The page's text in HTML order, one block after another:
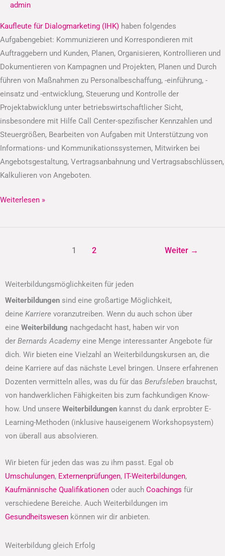
admin
Kaufleute für Dialogmarketing (IHK) haben folgendes
Aufgabengebiet: Kommunizieren und Korrespondieren mit
Auftraggebern und Kunden, Planen, Organisieren, Kontrollieren und
Dokumentieren von Kampagnen und Projekten, Planen und Durch
führen von Maßnahmen zu Personalbeschaffung, -einführung, -
einsatz und -entwicklung, Steuerung und Kontrolle der
Projektabwicklung unter betriebswirtschaftlicher Sicht,
insbesondere mit Hilfe Call Center-spezifischer Kennzahlen und
Steuergrößen, Bearbeiten von Aufgaben mit Unterstützung von
Informations- und Kommunikationssystemen, Mitwirken bei
Angebotsgestaltung, Vertragsanbahnung und Vertragsabschlüssen,
Kalkulieren von Angeboten.
(IHK)
Weiterlesen »
1 2 Weiter →
Weiterbildungsmöglichkeiten für jeden
Weiterbildungen sind eine großartige Möglichkeit,
deine Karriere voranzutreiben. Wenn du auch schon über
eine Weiterbildung nachgedacht hast, haben wir von
der Bernards Academy eine Menge interessanter Angebote für
dich. Wir bieten eine Vielzahl an Weiterbildungskursen an, die
deine Karriere auf das nächste Level bringen. Unsere erfahrenen
Dozenten vermitteln alles, was du für das Berufsleben brauchst,
von handwerklichen Fähigkeiten bis zum fachkundigen Know-
how. Und unsere Weiterbildungen kannst du dank erprobter E-
Learning-Methoden (inklusive hauseigenem Workshopsystem)
von überall aus absolvieren.
Wir bieten für jeden das was zu ihm passt. Egal ob
Umschulungen, Externenprüfungen, IT-Weiterbildungen,
Kaufmännische Qualifikationen oder auch Coachings für
verschiedene Bereiche. Auch Weiterbildungen im
Gesundheitswesen können wir dir anbieten.
Weiterbildung gleich Erfolg